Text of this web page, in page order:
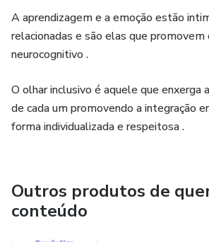
A aprendizagem e a emoção estão
relacionadas e são elas que
neurocognitivo .
O olhar inclusivo é aquele que enxerga
de cada um promovendo a integração
forma individualizada e respeitosa .
Outros produtos de
conteúdo